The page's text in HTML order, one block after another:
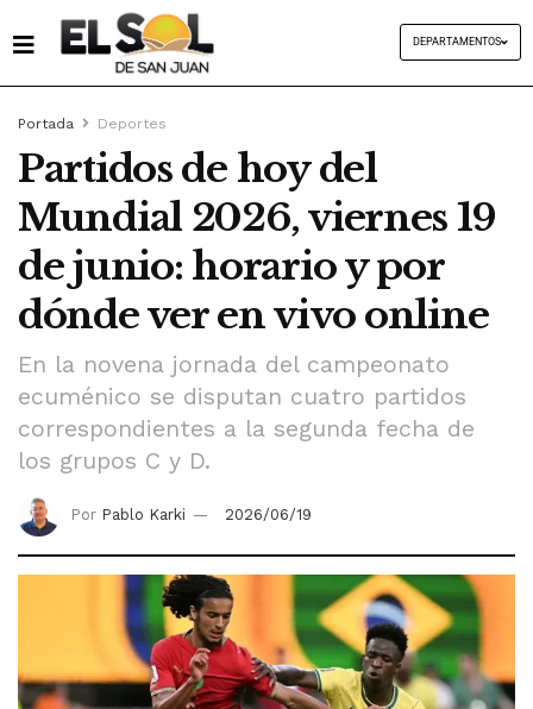
DEPARTAMENTOS
Portada Deportes
Partidos de hoy del
Mundial 2026, viernes 19
de junio: horario y por
dónde ver en vivo online
En la novena jornada del campeonato
ecuménico se disputan cuatro partidos
correspondientes a la segunda fecha de
los grupos C y D.
Por Pablo Karki 2026/06/19